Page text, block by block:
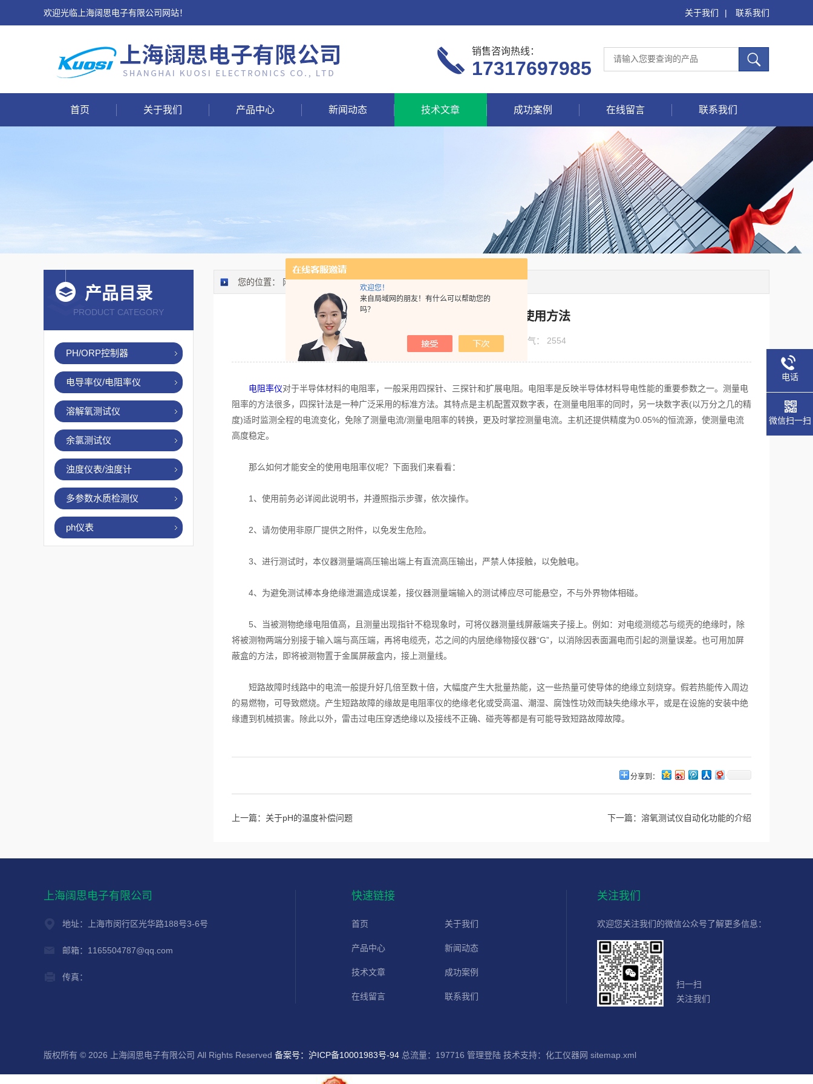
欢迎您！
来自局域网的朋友！有什么可以帮助您的
吗？
欢迎光临上海阔思电子有限公司网站！ 关于我们 | 联系我们
销售咨询热线：
17317697985
首页 关于我们 产品中心 新闻动态 技术文章 成功案例 在线留言 联系我们
产品目录
PRODUCT CATEGORY
PH/ORP控制器
电导率仪/电阻率仪
溶解氧测试仪
余氯测试仪
浊度仪表/浊度计
多参数水质检测仪
ph仪表
您的位置： 网站首页>技术文章> 简述电阻率仪的安全使用方法
简述电阻率仪的安全使用方法
发布日期： 2022-09-26 浏览人气： 2554
电阻率仪对于半导体材料的电阻率，一般采用四探针、三探针和扩展电阻。电阻率是反映半导体材料导电性能的重要参数之一。测量电
阻率的方法很多，四探针法是一种广泛采用的标准方法。其特点是主机配置双数字表，在测量电阻率的同时，另一块数字表(以万分之几的精
度)适时监测全程的电流变化，免除了测量电流/测量电阻率的转换，更及时掌控测量电流。主机还提供精度为0.05%的恒流源，使测量电流
高度稳定。
那么如何才能安全的使用电阻率仪呢？下面我们来看看：
1、使用前务必详阅此说明书，并遵照指示步骤，依次操作。
2、请勿使用非原厂提供之附件，以免发生危险。
3、进行测试时，本仪器测量端高压输出端上有直流高压输出，严禁人体接触，以免触电。
4、为避免测试棒本身绝缘泄漏造成误差，接仪器测量端输入的测试棒应尽可能悬空，不与外界物体相碰。
5、当被测物绝缘电阻值高，且测量出现指针不稳现象时，可将仪器测量线屏蔽端夹子接上。例如：对电缆测缆芯与缆壳的绝缘时，除
将被测物两端分别接于输入端与高压端，再将电缆壳，芯之间的内层绝缘物接仪器“G”，以消除因表面漏电而引起的测量误差。也可用加屏
蔽盒的方法，即将被测物置于金属屏蔽盒内，接上测量线。
短路故障时线路中的电流一般提升好几倍至数十倍，大幅度产生大批量热能，这一些热量可使导体的绝缘立刻烧穿。假若热能传入周边
的易燃物，可导致燃烧。产生短路故障的缘故是电阻率仪的绝缘老化或受高温、潮湿、腐蚀性功效而缺失绝缘水平，或是在设施的安装中绝
缘遭到机械损害。除此以外，雷击过电压穿透绝缘以及接线不正确、碰壳等都是有可能导致短路故障故障。
分享到：
上一篇： 关于pH的温度补偿问题 下一篇： 溶氧测试仪自动化功能的介绍
上海阔思电子有限公司
地址：上海市闵行区光华路188号3-6号
邮箱：1165504787@qq.com
传真：
快速链接
首页 关于我们
产品中心 新闻动态
技术文章 成功案例
在线留言 联系我们
关注我们
欢迎您关注我们的微信公众号了解更多信息：
扫一扫
关注我们
版权所有 © 2026 上海阔思电子有限公司 All Rights Reserved 备案号：沪ICP备10001983号-94 总流量：197716 管理登陆 技术支持： 化工仪器网 sitemap.xml
电话
微信扫一扫